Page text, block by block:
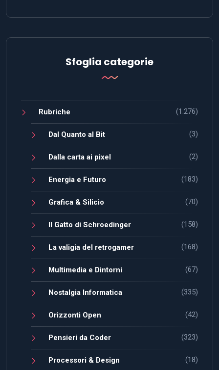
Sfoglia categorie
Rubriche (1.276)
Dal Quanto al Bit (3)
Dalla carta ai pixel (2)
Energia e Futuro (183)
Grafica & Silicio (70)
Il Gatto di Schroedinger (158)
La valigia del retrogamer (168)
Multimedia e Dintorni (67)
Nostalgia Informatica (335)
Orizzonti Open (42)
Pensieri da Coder (323)
Processori & Design (18)